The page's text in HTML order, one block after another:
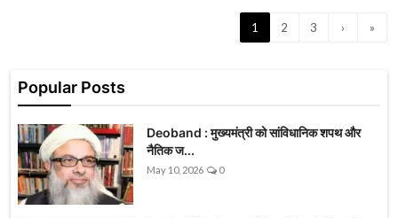
1 2 3 › »
Popular Posts
Deoband : मुख्यमंत्री को सांविधानिक शपथ और
नैतिक ज...
May 10, 2026 0